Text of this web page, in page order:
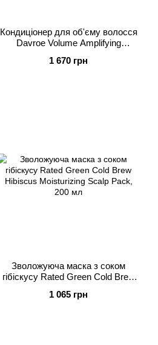
Кондиціонер для об'єму волосся
Davroe Volume Amplifying
1 670 грн
Зволожуюча маска з соком
гібіскусу Rated Green Cold Brew
200 мл
1 065 грн